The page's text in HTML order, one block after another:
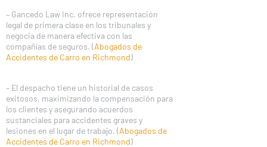
– Gancedo Law Inc. ofrece representación
legal de primera clase en los tribunales y
negocia de manera efectiva con las
compañías de seguros. (Abogados de
Accidentes de Carro en Richmond)
– El despacho tiene un historial de casos
exitosos, maximizando la compensación para
los clientes y asegurando acuerdos
sustanciales para accidentes graves y
lesiones en el lugar de trabajo. (Abogados de
Accidentes de Carro en Richmond)